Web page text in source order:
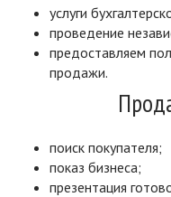
услуги
проведение
предоставляем
продажи.
поиск покупателя;
показ бизнеса;
презентация